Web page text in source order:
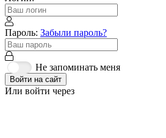
Пароль: Забыли пароль?
Не запоминать меня
Войти на сайт
Или войти через